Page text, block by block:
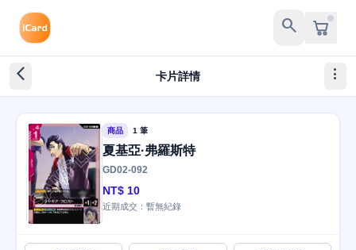
search
arrow_back_ios_new 卡片詳情 more_vert
商品 1 筆
夏基亞·弗羅斯特
GD02-092
NT$ 10
近期成交：暫無紀錄